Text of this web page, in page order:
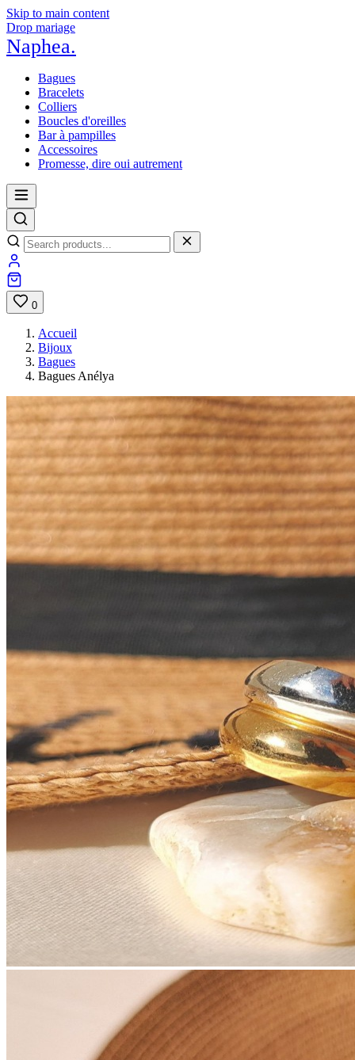
Skip to main content
Drop mariage
Naphea.
Bagues
Bracelets
Colliers
Boucles d'oreilles
Bar à pampilles
Accessoires
Promesse, dire oui autrement
0
Accueil
Bijoux
Bagues
Bagues Anélya